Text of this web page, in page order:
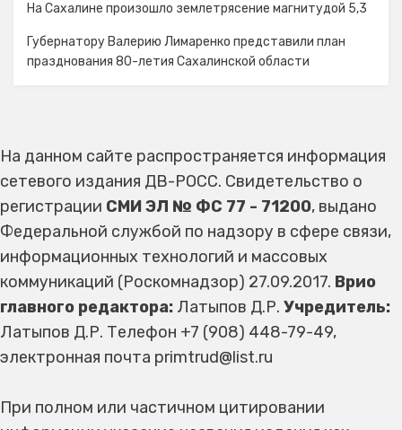
На Сахалине произошло землетрясение магнитудой 5,3
Губернатору Валерию Лимаренко представили план
празднования 80-летия Сахалинской области
На данном сайте распространяется информация
сетевого издания ДВ-РОСС. Свидетельство о
регистрации СМИ ЭЛ № ФС 77 - 71200, выдано
Федеральной службой по надзору в сфере связи,
информационных технологий и массовых
коммуникаций (Роскомнадзор) 27.09.2017. Врио
главного редактора: Латыпов Д.Р. Учредитель:
Латыпов Д.Р. Телефон +7 (908) 448-79-49,
электронная почта primtrud@list.ru
При полном или частичном цитировании